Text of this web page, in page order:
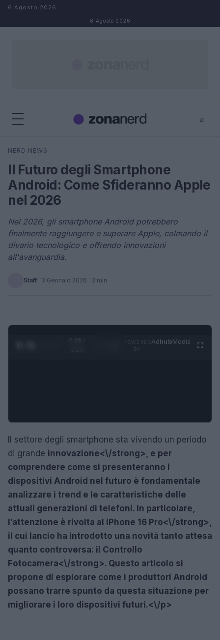
Salta al contenuto
6 Agosto 2026
6 Agosto 2026
⌕
Cerca
NERD NEWS
Il Futuro degli Smartphone
Android: Come Sfideranno Apple
nel 2026
Nel 2026, gli smartphone Android potrebbero
finalmente raggiungere e superare Apple, colmando il
divario tecnologico e offrendo innovazioni
all'avanguardia.
Staff · 3 Gennaio 2026 · 3 min
0:29 /
AdhubMedia
Il settore degli smartphone sta vivendo un periodo
di grande innovazione<\/strong>, e per
comprendere come si presenteranno i
dispositivi Android nel futuro è fondamentale
analizzare i trend e le caratteristiche delle
attuali generazioni di telefoni. In particolare,
l’attenzione è rivolta al iPhone 16 Pro<\/strong>,
il cui lancio ha introdotto una novità tanto attesa
quanto controversa: il Controllo
Fotocamera<\/strong>. Questo articolo si
propone di esplorare come i produttori Android
possano trarre spunto da questa situazione per
migliorare i loro dispositivi futuri.<\/p>